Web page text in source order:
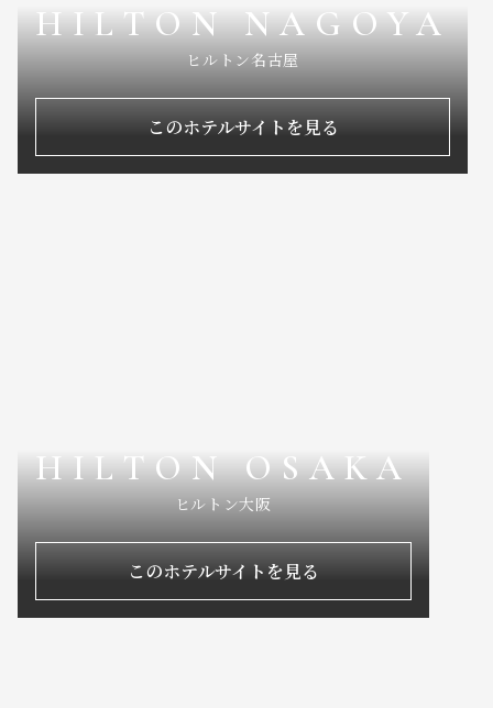
HILTON NAGOYA
ヒルトン名古屋
このホテルサイトを見る
HILTON OSAKA
ヒルトン大阪
このホテルサイトを見る